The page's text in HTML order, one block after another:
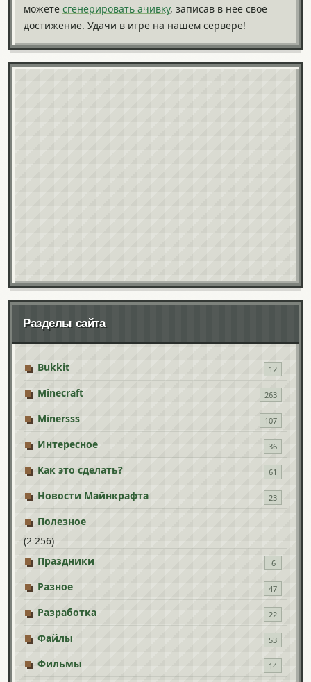
можете сгенерировать ачивку, записав в нее свое
достижение. Удачи в игре на нашем сервере!
Разделы сайта
Bukkit 12
Minecraft 263
Minersss 107
Интересное 36
Как это сделать? 61
Новости Майнкрафта 23
Полезное
(2 256)
Праздники
6
Разное 47
Разработка 22
Файлы 53
Фильмы 14